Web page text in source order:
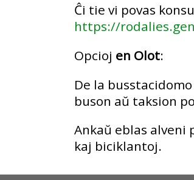
Ĉi tie vi povas
https://
Opcioj en Olot:
De la
buson aŭ taksion
Ankaŭ eblas
kaj biciklantoj.